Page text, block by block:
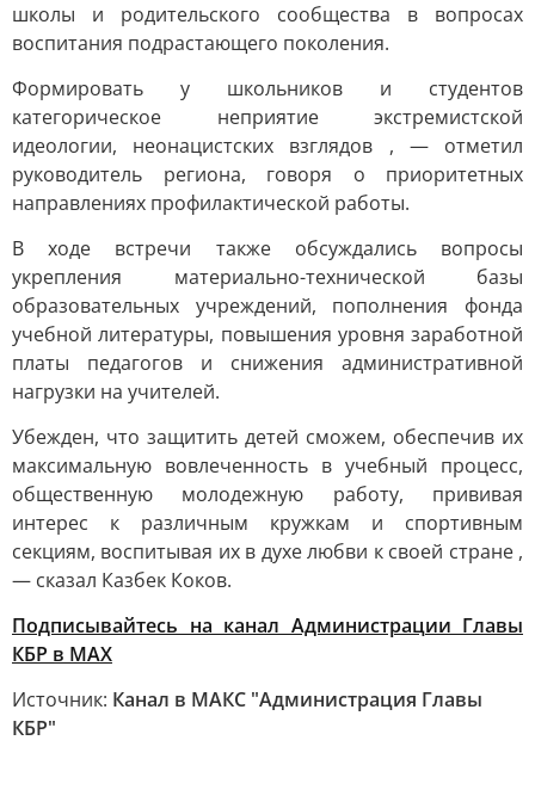
школы и родительского сообщества в вопросах
воспитания подрастающего поколения.
Формировать у школьников и студентов
категорическое неприятие экстремистской
идеологии, неонацистских взглядов , — отметил
руководитель региона, говоря о приоритетных
направлениях профилактической работы.
В ходе встречи также обсуждались вопросы
укрепления материально-технической базы
образовательных учреждений, пополнения фонда
учебной литературы, повышения уровня заработной
платы педагогов и снижения административной
нагрузки на учителей.
Убежден, что защитить детей сможем, обеспечив их
максимальную вовлеченность в учебный процесс,
общественную молодежную работу, прививая
интерес к различным кружкам и спортивным
секциям, воспитывая их в духе любви к своей стране ,
— сказал Казбек Коков.
Подписывайтесь на канал Администрации Главы
КБР в МАХ
Источник: Канал в МАКС "Администрация Главы
КБР"